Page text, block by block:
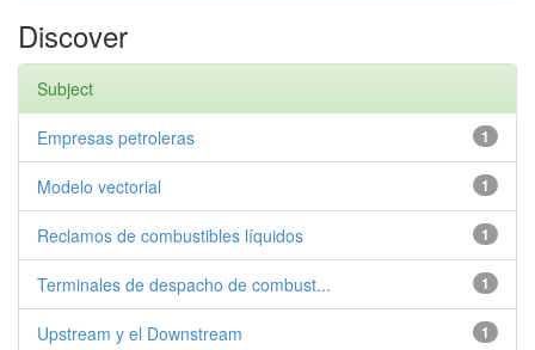
Discover
Subject
1
Empresas petroleras
1
Modelo vectorial
1
Reclamos de combustibles líquidos
1
Terminales de despacho de combust...
1
Upstream y el Downstream